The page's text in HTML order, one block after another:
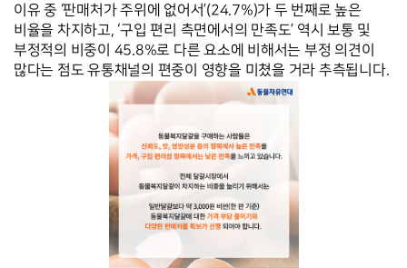
이유 중 ‘판매처가 주위에 없어서’(24.7%)가 두 번째로 높은
비율을 차지하고, ‘구입 편리 측면에서의 만족도’ 역시 보통 및
부정적의 비중이 45.8%로 다른 요소에 비해서는 부정 의견이
많다는 점도 유통채널의 편중이 영향을 미쳤을 거라 추측됩니다.